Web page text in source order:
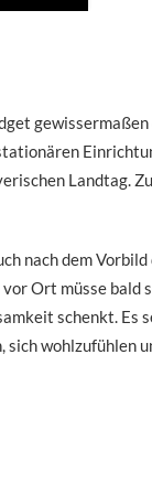
gewissermaßen
Landtag.
nach dem
vor Ort müsse bald
schenkt. Es
sich wohlzufühlen